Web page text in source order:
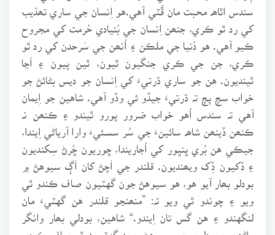
سندس اٿاھہ محبت مان ڦُٽي آهي.هو اِنسان جي ساري تھذيب
کي رد ٿو ڪري، جنھن اِنسان جي بُنيادي حُرمت کي مجروح
ڪيو آهي. هو دُنيا جي ملڪن ۽ اُنھن جي سَرحدن کي رد ٿو
ڪري، جن جي ڪري جنگيون ٿيون، ٿين پيون ۽ اَڃا
ٿينديون. هن جو ساري ڌرتيءَ کي اِنسان جو ديس بڻائڻ جو
خواب سچ پچ تہ ڌرتيءَ جيڏو ئي وڏو آهي. شاهين جو اِيمان
آهي تہ سندس اُهو خواب ضرور پورو ٿيندو ۽ ڪنھن نہ
ڪنھن ڏينھن شاھہ سائينءَ جي سُر سسئيءَ وارا آرياڻي اِيندا،
جيڪي هن بُري ڀنڀور کي اُجاريندا، ڇوريون ڇُرڻ سِکنديون
۽ ڏکيون ڏِک ويھنديون. قلندر جي اَچڻ کان اَڳ سيوهڻ ۾
بودلو بھار آيو هو، هو سيوهڻ جون گهٽيون صاف ڪندو ٿي
ويو ۽ چوندو ٿي ويو تہ: ”منھنجو قلندر هن گهٽيءَ مان
لنگهندو ۽ هن گس تان اِيندو.“ شاهين، بودلي بھار وانگر
ماڻھن جي دلين جي سيوهڻ جون گهٽيون ٿو صاف ڪري،